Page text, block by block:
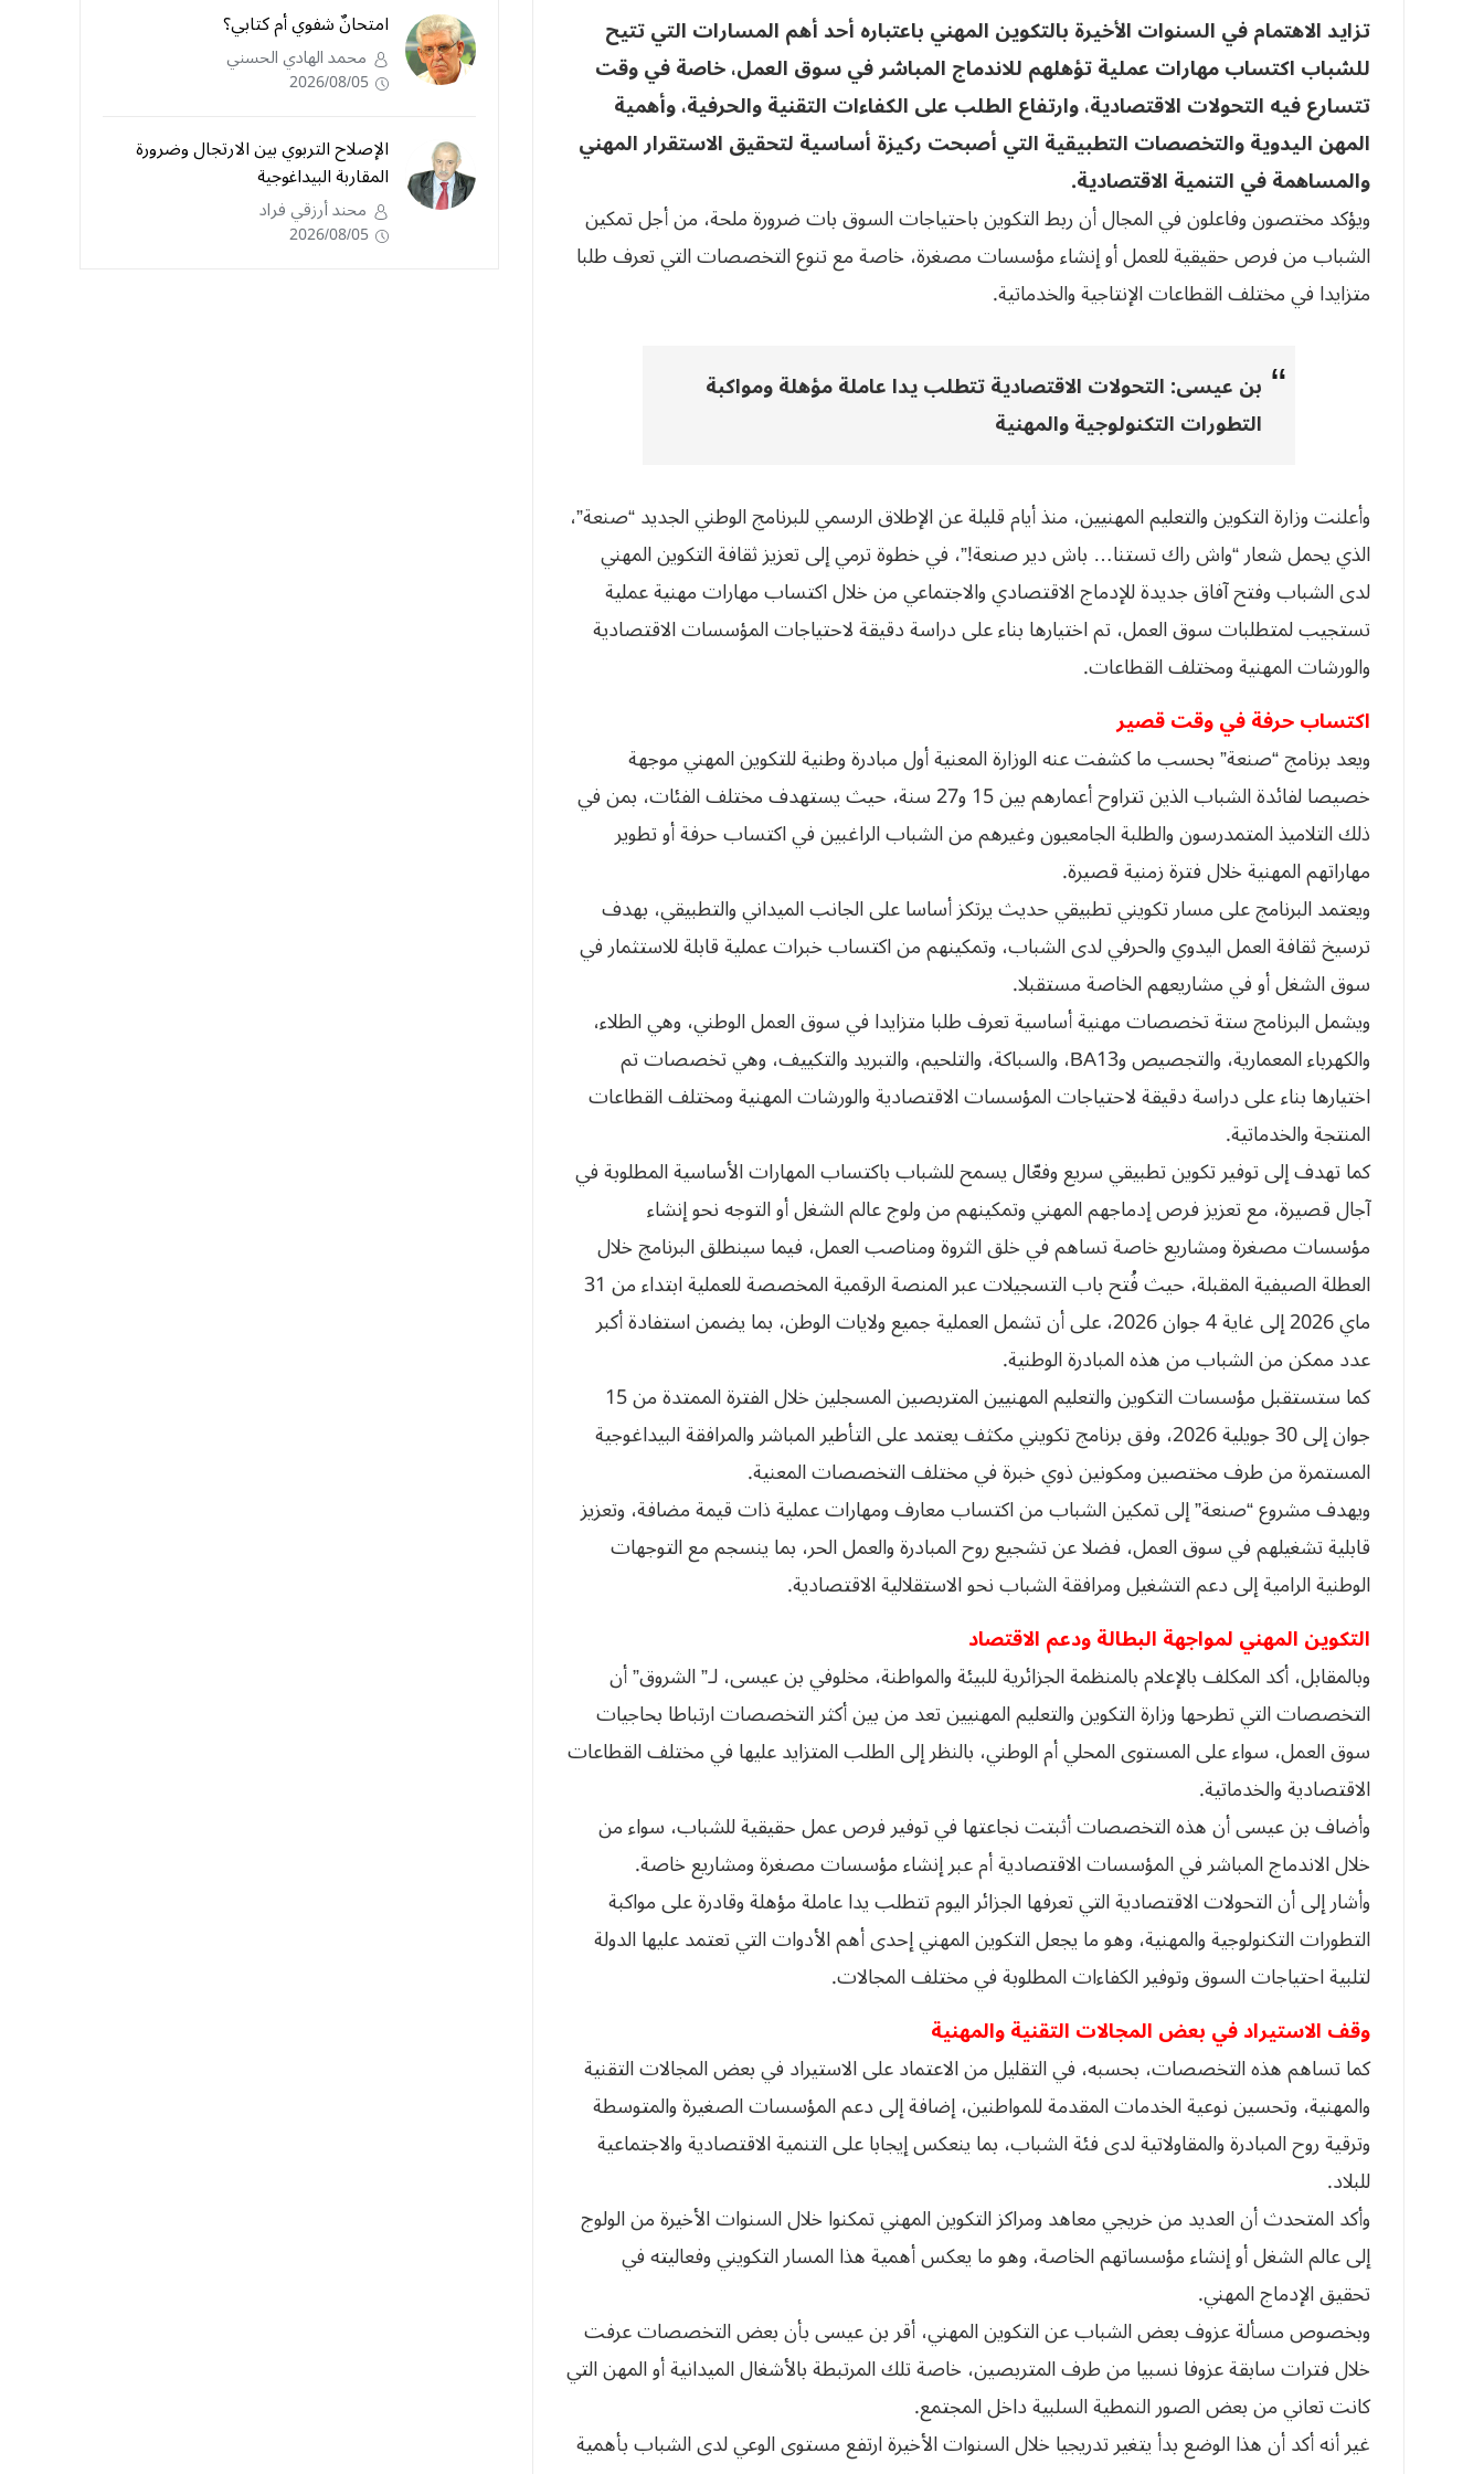
تزايد الاهتمام في السنوات الأخيرة بالتكوين المهني باعتباره أحد أهم المسارات التي تتيح
للشباب اكتساب مهارات عملية تؤهلهم للاندماج المباشر في سوق العمل، خاصة في وقت
تتسارع فيه التحولات الاقتصادية، وارتفاع الطلب على الكفاءات التقنية والحرفية، وأهمية
المهن اليدوية والتخصصات التطبيقية التي أصبحت ركيزة أساسية لتحقيق الاستقرار المهني
والمساهمة في التنمية الاقتصادية.
ويؤكد مختصون وفاعلون في المجال أن ربط التكوين باحتياجات السوق بات ضرورة ملحة، من أجل تمكين
الشباب من فرص حقيقية للعمل أو إنشاء مؤسسات مصغرة، خاصة مع تنوع التخصصات التي تعرف طلبا
متزايدا في مختلف القطاعات الإنتاجية والخدماتية.
بن عيسى: التحولات الاقتصادية تتطلب يدا عاملة مؤهلة ومواكبة
التطورات التكنولوجية والمهنية
وأعلنت وزارة التكوين والتعليم المهنيين، منذ أيام قليلة عن الإطلاق الرسمي للبرنامج الوطني الجديد “صنعة”،
الذي يحمل شعار “واش راك تستنا… باش دير صنعة!”، في خطوة ترمي إلى تعزيز ثقافة التكوين المهني
لدى الشباب وفتح آفاق جديدة للإدماج الاقتصادي والاجتماعي من خلال اكتساب مهارات مهنية عملية
تستجيب لمتطلبات سوق العمل، تم اختيارها بناء على دراسة دقيقة لاحتياجات المؤسسات الاقتصادية
والورشات المهنية ومختلف القطاعات.
اكتساب حرفة في وقت قصير
ويعد برنامج “صنعة” بحسب ما كشفت عنه الوزارة المعنية أول مبادرة وطنية للتكوين المهني موجهة
خصيصا لفائدة الشباب الذين تتراوح أعمارهم بين 15 و27 سنة، حيث يستهدف مختلف الفئات، بمن في
ذلك التلاميذ المتمدرسون والطلبة الجامعيون وغيرهم من الشباب الراغبين في اكتساب حرفة أو تطوير
مهاراتهم المهنية خلال فترة زمنية قصيرة.
ويعتمد البرنامج على مسار تكويني تطبيقي حديث يرتكز أساسا على الجانب الميداني والتطبيقي، بهدف
ترسيخ ثقافة العمل اليدوي والحرفي لدى الشباب، وتمكينهم من اكتساب خبرات عملية قابلة للاستثمار في
سوق الشغل أو في مشاريعهم الخاصة مستقبلا.
ويشمل البرنامج ستة تخصصات مهنية أساسية تعرف طلبا متزايدا في سوق العمل الوطني، وهي الطلاء،
والكهرباء المعمارية، والتجصيص وBA13، والسباكة، والتلحيم، والتبريد والتكييف، وهي تخصصات تم
اختيارها بناء على دراسة دقيقة لاحتياجات المؤسسات الاقتصادية والورشات المهنية ومختلف القطاعات
المنتجة والخدماتية.
كما تهدف إلى توفير تكوين تطبيقي سريع وفعّال يسمح للشباب باكتساب المهارات الأساسية المطلوبة في
آجال قصيرة، مع تعزيز فرص إدماجهم المهني وتمكينهم من ولوج عالم الشغل أو التوجه نحو إنشاء
مؤسسات مصغرة ومشاريع خاصة تساهم في خلق الثروة ومناصب العمل، فيما سينطلق البرنامج خلال
العطلة الصيفية المقبلة، حيث فُتح باب التسجيلات عبر المنصة الرقمية المخصصة للعملية ابتداء من 31
ماي 2026 إلى غاية 4 جوان 2026، على أن تشمل العملية جميع ولايات الوطن، بما يضمن استفادة أكبر
عدد ممكن من الشباب من هذه المبادرة الوطنية.
كما ستستقبل مؤسسات التكوين والتعليم المهنيين المتربصين المسجلين خلال الفترة الممتدة من 15
جوان إلى 30 جويلية 2026، وفق برنامج تكويني مكثف يعتمد على التأطير المباشر والمرافقة البيداغوجية
المستمرة من طرف مختصين ومكونين ذوي خبرة في مختلف التخصصات المعنية.
ويهدف مشروع “صنعة” إلى تمكين الشباب من اكتساب معارف ومهارات عملية ذات قيمة مضافة، وتعزيز
قابلية تشغيلهم في سوق العمل، فضلا عن تشجيع روح المبادرة والعمل الحر، بما ينسجم مع التوجهات
الوطنية الرامية إلى دعم التشغيل ومرافقة الشباب نحو الاستقلالية الاقتصادية.
التكوين المهني لمواجهة البطالة ودعم الاقتصاد
وبالمقابل، أكد المكلف بالإعلام بالمنظمة الجزائرية للبيئة والمواطنة، مخلوفي بن عيسى، لـ” الشروق” أن
التخصصات التي تطرحها وزارة التكوين والتعليم المهنيين تعد من بين أكثر التخصصات ارتباطا بحاجيات
سوق العمل، سواء على المستوى المحلي أم الوطني، بالنظر إلى الطلب المتزايد عليها في مختلف القطاعات
الاقتصادية والخدماتية.
وأضاف بن عيسى أن هذه التخصصات أثبتت نجاعتها في توفير فرص عمل حقيقية للشباب، سواء من
خلال الاندماج المباشر في المؤسسات الاقتصادية أم عبر إنشاء مؤسسات مصغرة ومشاريع خاصة.
وأشار إلى أن التحولات الاقتصادية التي تعرفها الجزائر اليوم تتطلب يدا عاملة مؤهلة وقادرة على مواكبة
التطورات التكنولوجية والمهنية، وهو ما يجعل التكوين المهني إحدى أهم الأدوات التي تعتمد عليها الدولة
لتلبية احتياجات السوق وتوفير الكفاءات المطلوبة في مختلف المجالات.
وقف الاستيراد في بعض المجالات التقنية والمهنية
كما تساهم هذه التخصصات، بحسبه، في التقليل من الاعتماد على الاستيراد في بعض المجالات التقنية
والمهنية، وتحسين نوعية الخدمات المقدمة للمواطنين، إضافة إلى دعم المؤسسات الصغيرة والمتوسطة
وترقية روح المبادرة والمقاولاتية لدى فئة الشباب، بما ينعكس إيجابا على التنمية الاقتصادية والاجتماعية
للبلاد.
وأكد المتحدث أن العديد من خريجي معاهد ومراكز التكوين المهني تمكنوا خلال السنوات الأخيرة من الولوج
إلى عالم الشغل أو إنشاء مؤسساتهم الخاصة، وهو ما يعكس أهمية هذا المسار التكويني وفعاليته في
تحقيق الإدماج المهني.
وبخصوص مسألة عزوف بعض الشباب عن التكوين المهني، أقر بن عيسى بأن بعض التخصصات عرفت
خلال فترات سابقة عزوفا نسبيا من طرف المتربصين، خاصة تلك المرتبطة بالأشغال الميدانية أو المهن التي
كانت تعاني من بعض الصور النمطية السلبية داخل المجتمع.
غير أنه أكد أن هذا الوضع بدأ يتغير تدريجيا خلال السنوات الأخيرة ارتفع مستوى الوعي لدى الشباب بأهمية
امتحانٌ شفوي أم كتابي؟
محمد الهادي الحسني
2026/08/05
الإصلاح التربوي بين الارتجال وضرورة
المقاربة البيداغوجية
محند أرزقي فراد
2026/08/05